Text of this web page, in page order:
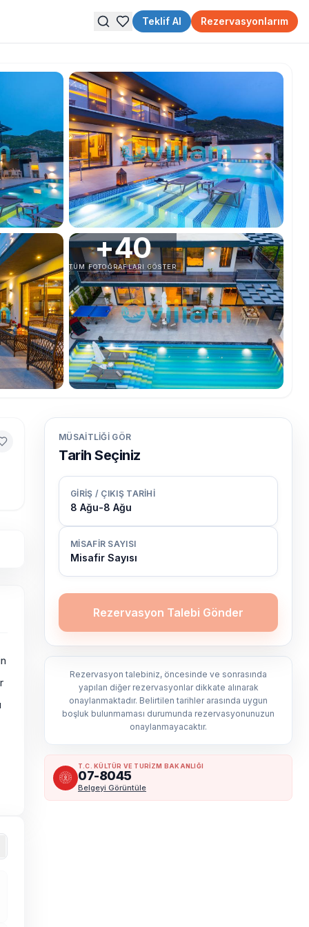
Teklif Al Rezervasyonlarım
+40
TÜM FOTOĞRAFLARI GÖSTER
MÜSAITLIĞI GÖR
Tarih Seçiniz
GIRIŞ / ÇIKIŞ TARIHI
8 Ağu-8 Ağu
MISAFIR SAYISI
Misafir Sayısı
Rezervasyon Talebi Gönder
Rezervasyon talebiniz, öncesinde ve sonrasında
yapılan diğer rezervasyonlar dikkate alınarak
onaylanmaktadır. Belirtilen tarihler arasında uygun
boşluk bulunmaması durumunda rezervasyonunuzun
onaylanmayacaktır.
T.C. KÜLTÜR VE TURİZM BAKANLIĞI
07-8045
Belgeyi Görüntüle